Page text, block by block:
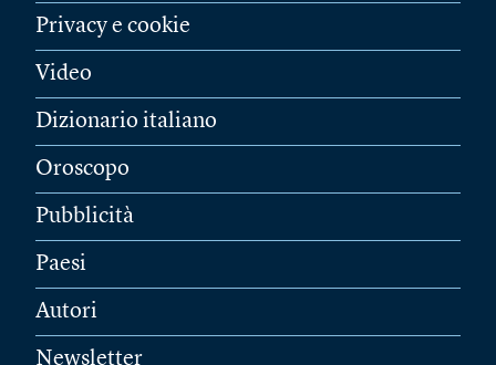
Privacy e cookie
Video
Dizionario italiano
Oroscopo
Pubblicità
Paesi
Autori
Newsletter